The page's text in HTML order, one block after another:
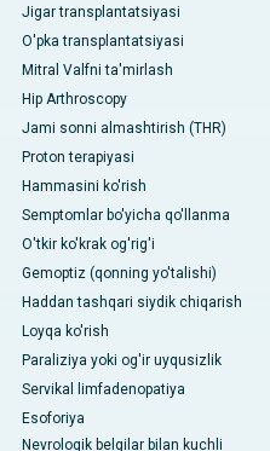
Jigar transplantatsiyasi
O'pka transplantatsiyasi
Mitral Valfni ta'mirlash
Hip Arthroscopy
Jami sonni almashtirish (THR)
Proton terapiyasi
Hammasini ko'rish
Semptomlar bo'yicha qo'llanma
O'tkir ko'krak og'rig'i
Gemoptiz (qonning yo'talishi)
Haddan tashqari siydik chiqarish
Loyqa ko'rish
Paraliziya yoki og'ir uyqusizlik
Servikal limfadenopatiya
Esoforiya
Nevrologik belgilar bilan kuchli